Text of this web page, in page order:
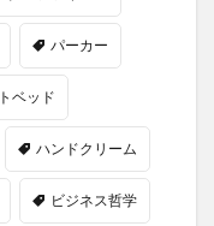
パーカー
ベッド
ハンドクリーム
ビジネス哲学